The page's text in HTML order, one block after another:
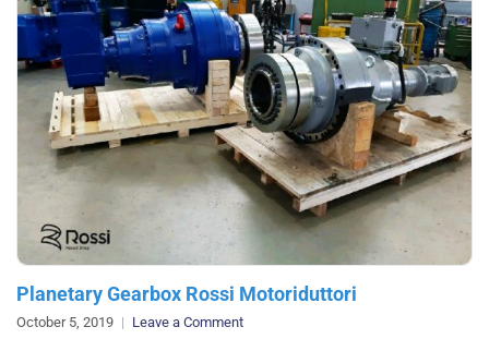
Motor
Marelli
Motori)
Planetary Gearbox Rossi Motoriduttori
October 5, 2019 Leave a Commenton